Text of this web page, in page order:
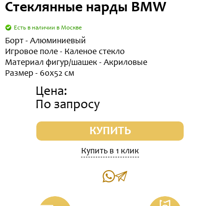
Стеклянные нарды BMW
Есть в наличии в Москве
Борт - Алюминиевый
Игровое поле - Каленое стекло
Материал фигур/шашек - Акриловые
Размер - 60x52 см
Цена:
По запросу
КУПИТЬ
Купить в 1 клик